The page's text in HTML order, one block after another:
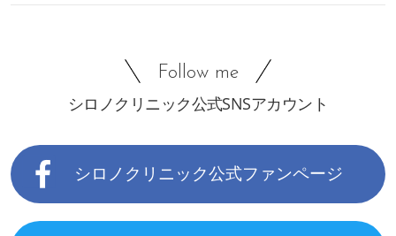
Follow me
シロノクリニック公式SNSアカウント
シロノクリニック公式ファンページ